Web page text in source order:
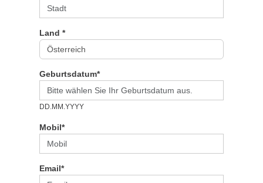
Land *
Geburtsdatum*
DD.MM.YYYY
Mobil*
Email*